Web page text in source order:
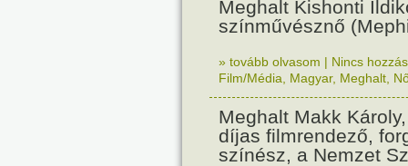
Meghalt Kishonti
színművésznő
» tovább olvasom | Nincs
Film/Média
Magyar, Meghalt
Meghalt Makk
díjas filmrendező,
színész, a Nemzet